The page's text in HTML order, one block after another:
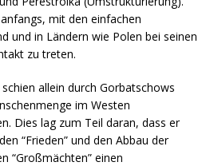
mit den einfachen
und in Ländern wie Polen bei seinen
zu treten.
allein durch Gorbatschows
im Westen
Dies lag zum Teil daran, dass er
“Frieden” und den Abbau der
“Großmächten” einen